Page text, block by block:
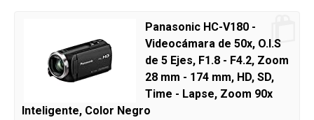
Panasonic HC-V180 -
Videocámara de 50x, O.I.S
de 5 Ejes, F1.8 - F4.2, Zoom
28 mm - 174 mm, HD, SD,
Time - Lapse, Zoom 90x
Inteligente, Color Negro